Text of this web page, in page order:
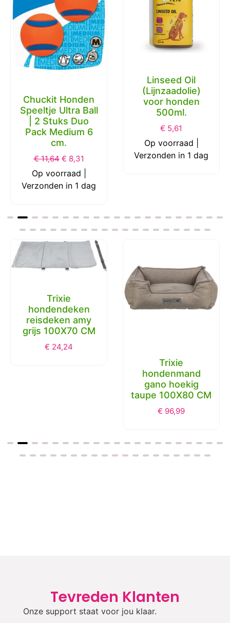
Chuckit Honden
Speeltje Ultra Ball
| 2 Stuks Duo
Pack Medium 6
cm.
€11,64 € 8,31
Op voorraad |
Verzonden in 1 dag
Linseed Oil
(Lijnzaadolie)
voor honden
500ml.
€ 5,61
Op voorraad |
Verzonden in 1 dag
Trixie
hondendeken
reisdeken amy
grijs 100X70 CM
€ 24,24
Trixie
hondenmand
gano hoekig
taupe 100X80 CM
€ 96,99
Tevreden Klanten
Onze support staat voor jou klaar.